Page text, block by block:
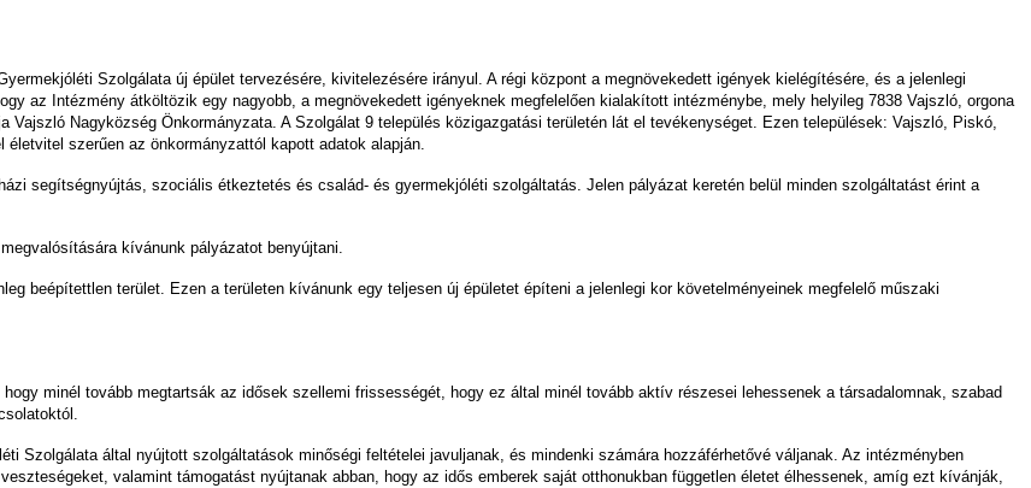
Szolgálata új épület tervezésére, kivitelezésére irányul. A régi központ a megnövekedett igények kielégítésére, és a jelenlegi
az Intézmény átköltözik egy nagyobb, a megnövekedett igényeknek megfelelően kialakított intézménybe, mely helyileg 7838 Vajszló, orgona
Nagyközség Önkormányzata. A Szolgálat 9 település közigazgatási területén lát el tevékenységet. Ezen települések: Vajszló, Piskó,
szerűen az önkormányzattól kapott adatok alapján.
segítségnyújtás, szociális étkeztetés és család- és gyermekjóléti szolgáltatás. Jelen pályázat keretén belül minden szolgáltatást érint a
kívánunk pályázatot benyújtani.
beépítettlen terület. Ezen a területen kívánunk egy teljesen új épületet építeni a jelenlegi kor követelményeinek megfelelő műszaki
minél tovább megtartsák az idősek szellemi frissességét, hogy ez által minél tovább aktív részesei lehessenek a társadalomnak, szabad
Szolgálata által nyújtott szolgáltatások minőségi feltételei javuljanak, és mindenki számára hozzáférhetővé váljanak. Az intézményben
valamint támogatást nyújtanak abban, hogy az idős emberek saját otthonukban független életet élhessenek, amíg ezt kívánják,